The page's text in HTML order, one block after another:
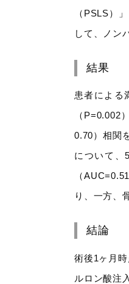
（PSLS）
して、ノン
結果
患者による
（P=0.002
0.70）相関
について、
（
り、一方、
結論
術後1ヶ月
ルロン酸注